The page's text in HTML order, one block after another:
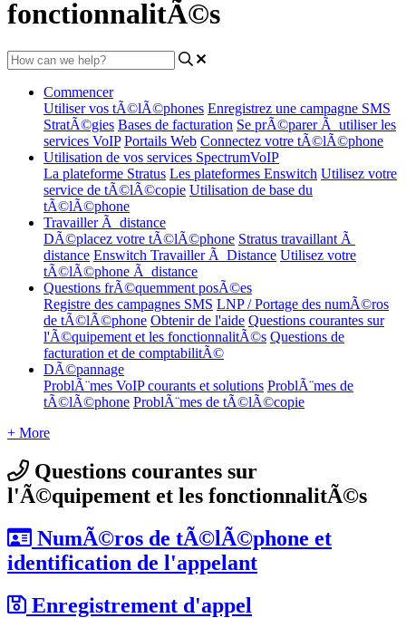
fonctionnalitÃ©s
Commencer
Utiliser vos tÃ©lÃ©phones Enregistrez une campagne SMS
StratÃ©gies Bases de facturation Se prÃ©parer Ã utiliser les
services VoIP Portails Web Connectez votre tÃ©lÃ©phone
Utilisation de vos services SpectrumVoIP
La plateforme Stratus Les plateformes Enswitch Utilisez votre
service de tÃ©lÃ©copie Utilisation de base du
tÃ©lÃ©phone
Travailler Ã distance
DÃ©placez votre tÃ©lÃ©phone Stratus travaillant Ã
distance Enswitch Travailler Ã Distance Utilisez votre
tÃ©lÃ©phone Ã distance
Questions frÃ©quemment posÃ©es
Registre des campagnes SMS LNP / Portage des numÃ©ros
de tÃ©lÃ©phone Obtenir de l'aide Questions courantes sur
l'Ã©quipement et les fonctionnalitÃ©s Questions de
facturation et de comptabilitÃ©
DÃ©pannage
ProblÃ¨mes VoIP courants et solutions ProblÃ¨mes de
tÃ©lÃ©phone ProblÃ¨mes de tÃ©lÃ©copie
+ More
Questions courantes sur
l'Ã©quipement et les fonctionnalitÃ©s
NumÃ©ros de tÃ©lÃ©phone et
identification de l'appelant
Enregistrement d'appel